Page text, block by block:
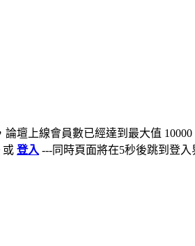
壇上線會員數已經達到最大值
或 登入 ---同時頁面將在5秒後跳到登入